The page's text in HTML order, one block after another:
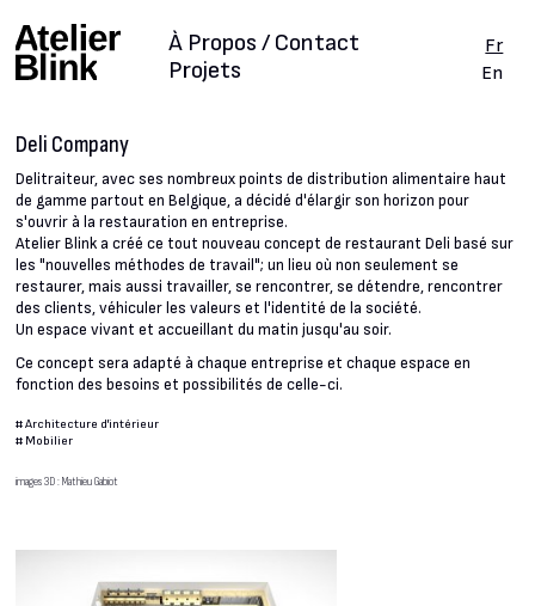
Projets
À Propos / Contact
Fr
En
Deli Company
Delitraiteur, avec ses nombreux points de distribution alimentaire haut
de gamme partout en Belgique, a décidé d'élargir son horizon pour
s'ouvrir à la restauration en entreprise.
Atelier Blink a créé ce tout nouveau concept de restaurant Deli basé sur
les "nouvelles méthodes de travail"; un lieu où non seulement se
restaurer, mais aussi travailler, se rencontrer, se détendre, rencontrer
des clients, véhiculer les valeurs et l'identité de la société.
Un espace vivant et accueillant du matin jusqu'au soir.
Ce concept sera adapté à chaque entreprise et chaque espace en
fonction des besoins et possibilités de celle-ci.
#Architecture d'intérieur
# Mobilier
images 3D : Mathieu Gabiot